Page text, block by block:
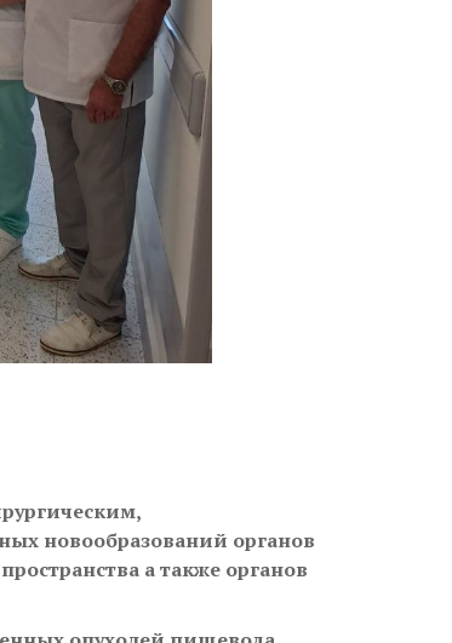
новообразований органов
а также органов